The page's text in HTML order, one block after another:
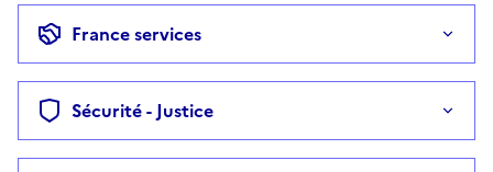
France services
Sécurité - Justice